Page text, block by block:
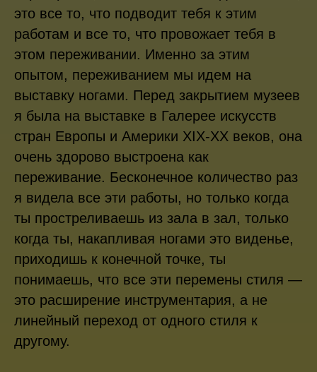
это все то, что подводит тебя к этим
работам и все то, что провожает тебя в
этом переживании. Именно за этим
опытом, переживанием мы идем на
выставку ногами. Перед закрытием музеев
я была на выставке в Галерее искусств
стран Европы и Америки XIX-XX веков, она
очень здорово выстроена как
переживание. Бесконечное количество раз
я видела все эти работы, но только когда
ты простреливаешь из зала в зал, только
когда ты, накапливая ногами это виденье,
приходишь к конечной точке, ты
понимаешь, что все эти перемены стиля —
это расширение инструментария, а не
линейный переход от одного стиля к
другому.